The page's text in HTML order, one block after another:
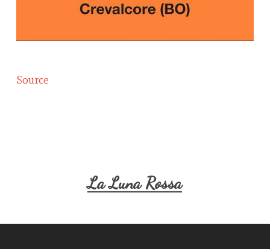
Source
La Luna Rossa